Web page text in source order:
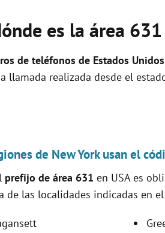
es la área
de teléfonos de Estados Unidos
llamada realizada desde el
de New York usan el
prefijo de área 631 en USA es
de las localidades indicadas en